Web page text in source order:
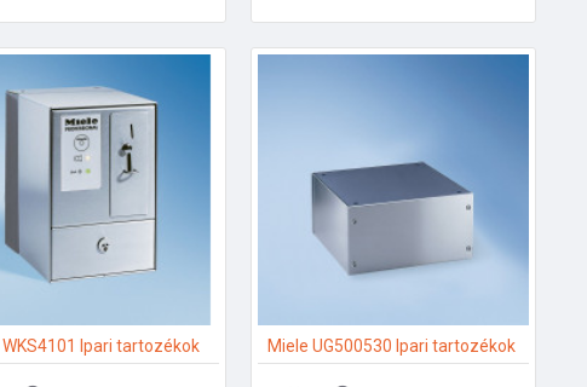
WKS4101 Ipari tartozékok Miele UG500530 Ipari tartozékok